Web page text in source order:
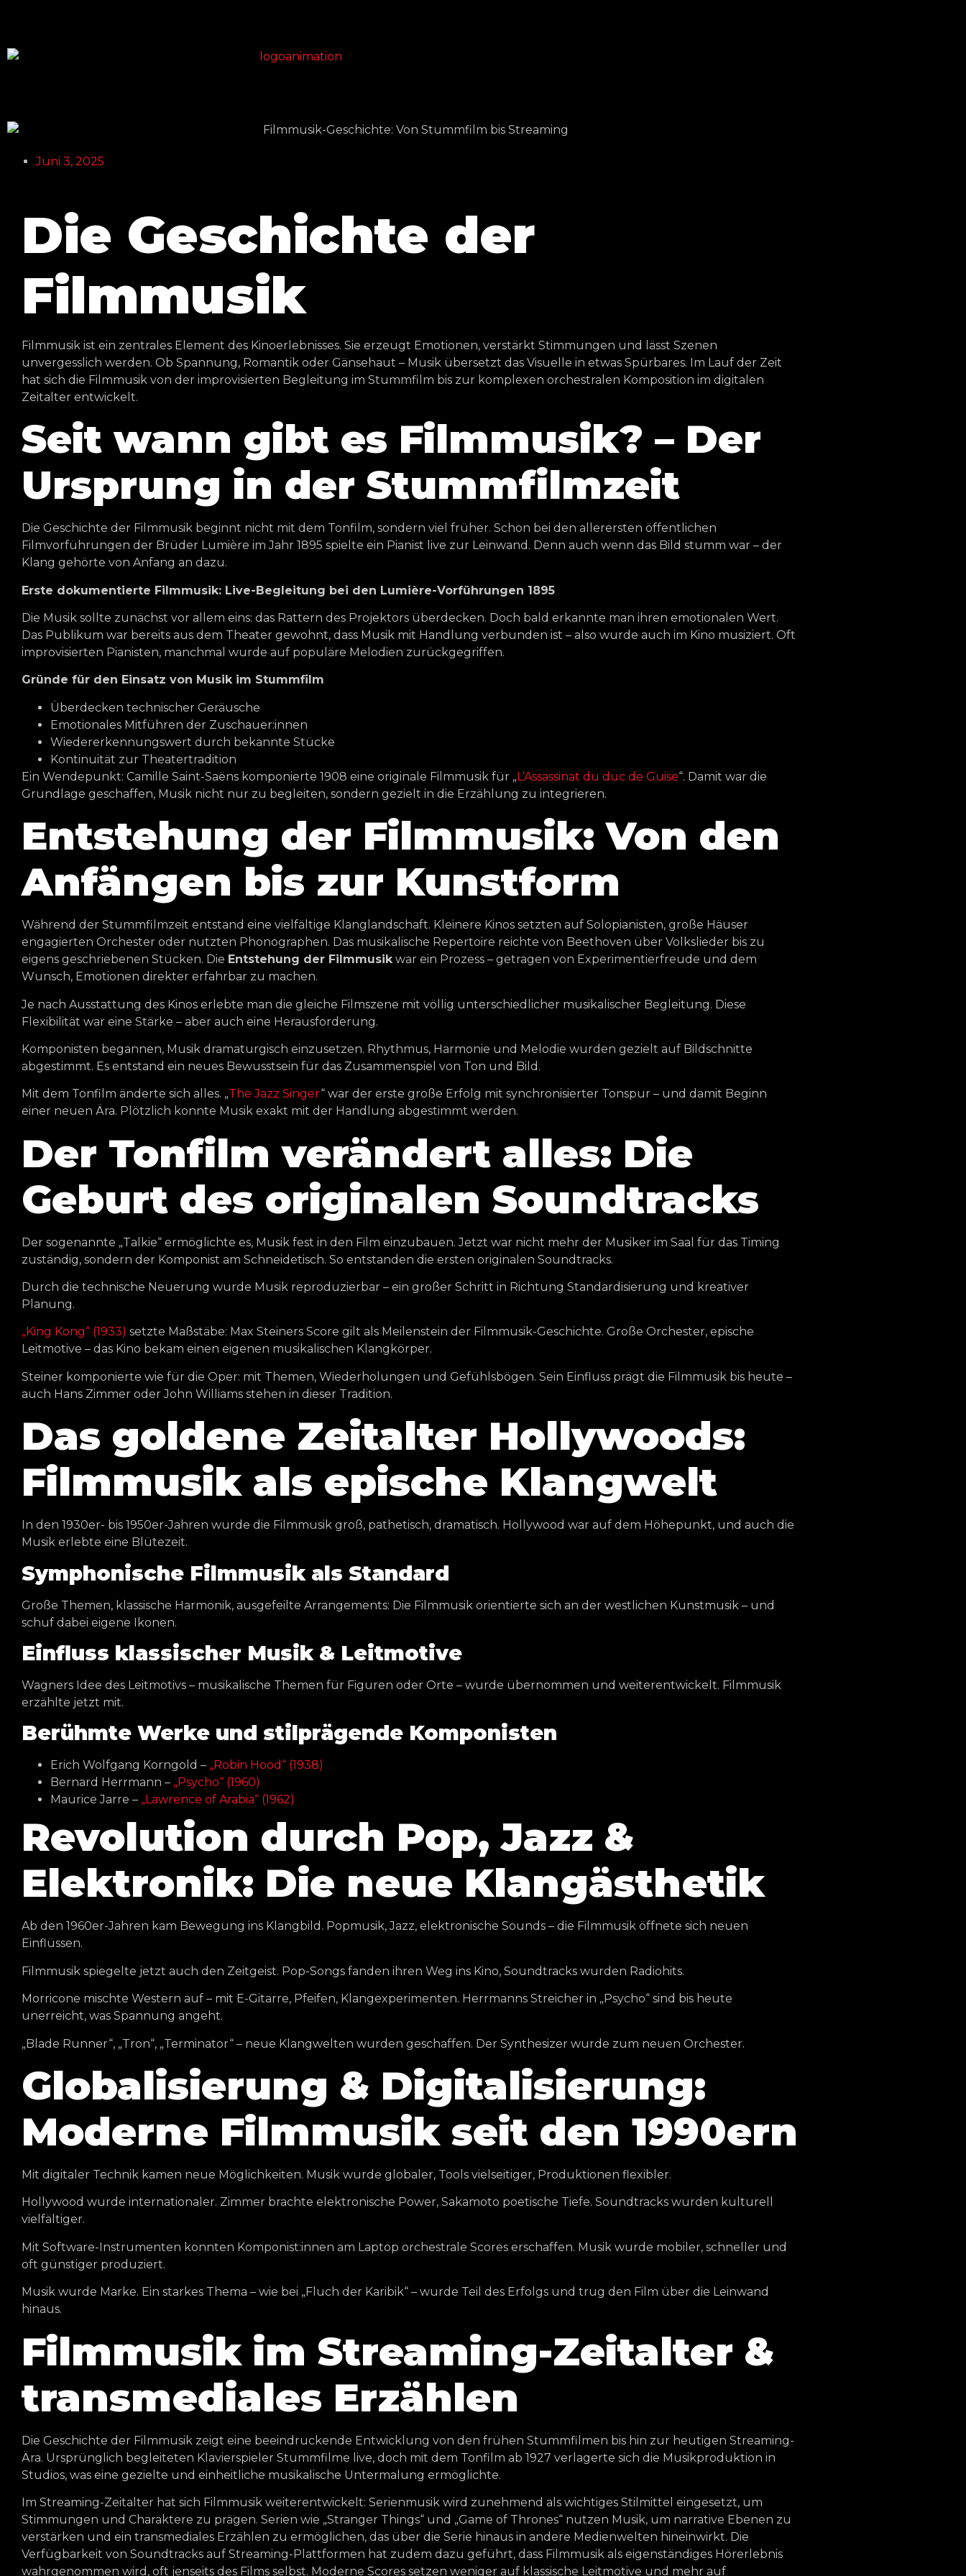
Juni 3, 2025
Die Geschichte der
Filmmusik
Filmmusik ist ein zentrales Element des Kinoerlebnisses. Sie erzeugt Emotionen, verstärkt Stimmungen und lässt Szenen
unvergesslich werden. Ob Spannung, Romantik oder Gänsehaut – Musik übersetzt das Visuelle in etwas Spürbares. Im Lauf der Zeit
hat sich die Filmmusik von der improvisierten Begleitung im Stummfilm bis zur komplexen orchestralen Komposition im digitalen
Zeitalter entwickelt.
Seit wann gibt es Filmmusik? – Der
Ursprung in der Stummfilmzeit
Die Geschichte der Filmmusik beginnt nicht mit dem Tonfilm, sondern viel früher. Schon bei den allerersten öffentlichen
Filmvorführungen der Brüder Lumière im Jahr 1895 spielte ein Pianist live zur Leinwand. Denn auch wenn das Bild stumm war – der
Klang gehörte von Anfang an dazu.
Erste dokumentierte Filmmusik: Live-Begleitung bei den Lumière-Vorführungen 1895
Die Musik sollte zunächst vor allem eins: das Rattern des Projektors überdecken. Doch bald erkannte man ihren emotionalen Wert.
Das Publikum war bereits aus dem Theater gewohnt, dass Musik mit Handlung verbunden ist – also wurde auch im Kino musiziert. Oft
improvisierten Pianisten, manchmal wurde auf populäre Melodien zurückgegriffen.
Gründe für den Einsatz von Musik im Stummfilm
Überdecken technischer Geräusche
Emotionales Mitführen der Zuschauer:innen
Wiedererkennungswert durch bekannte Stücke
Kontinuität zur Theatertradition
Ein Wendepunkt: Camille Saint-Saëns komponierte 1908 eine originale Filmmusik für „L’Assassinat du duc de Guise“. Damit war die
Grundlage geschaffen, Musik nicht nur zu begleiten, sondern gezielt in die Erzählung zu integrieren.
Entstehung der Filmmusik: Von den
Anfängen bis zur Kunstform
Während der Stummfilmzeit entstand eine vielfältige Klanglandschaft. Kleinere Kinos setzten auf Solopianisten, große Häuser
engagierten Orchester oder nutzten Phonographen. Das musikalische Repertoire reichte von Beethoven über Volkslieder bis zu
eigens geschriebenen Stücken. Die Entstehung der Filmmusikwar ein Prozess – getragen von Experimentierfreude und dem
Wunsch, Emotionen direkter erfahrbar zu machen.
Je nach Ausstattung des Kinos erlebte man die gleiche Filmszene mit völlig unterschiedlicher musikalischer Begleitung. Diese
Flexibilität war eine Stärke – aber auch eine Herausforderung.
Komponisten begannen, Musik dramaturgisch einzusetzen. Rhythmus, Harmonie und Melodie wurden gezielt auf Bildschnitte
abgestimmt. Es entstand ein neues Bewusstsein für das Zusammenspiel von Ton und Bild.
Mit dem Tonfilm änderte sich alles. „The Jazz Singer“ war der erste große Erfolg mit synchronisierter Tonspur – und damit Beginn
einer neuen Ära. Plötzlich konnte Musik exakt mit der Handlung abgestimmt werden.
Der Tonfilm verändert alles: Die
Geburt des originalen Soundtracks
Der sogenannte „Talkie“ ermöglichte es, Musik fest in den Film einzubauen. Jetzt war nicht mehr der Musiker im Saal für das Timing
zuständig, sondern der Komponist am Schneidetisch. So entstanden die ersten originalen Soundtracks.
Durch die technische Neuerung wurde Musik reproduzierbar – ein großer Schritt in Richtung Standardisierung und kreativer
Planung.
„King Kong“ (1933) setzte Maßstäbe: Max Steiners Score gilt als Meilenstein der Filmmusik-Geschichte. Große Orchester, epische
Leitmotive – das Kino bekam einen eigenen musikalischen Klangkörper.
Steiner komponierte wie für die Oper: mit Themen, Wiederholungen und Gefühlsbögen. Sein Einfluss prägt die Filmmusik bis heute –
auch Hans Zimmer oder John Williams stehen in dieser Tradition.
Das goldene Zeitalter Hollywoods:
Filmmusik als epische Klangwelt
In den 1930er- bis 1950er-Jahren wurde die Filmmusik groß, pathetisch, dramatisch. Hollywood war auf dem Höhepunkt, und auch die
Musik erlebte eine Blütezeit.
Symphonische Filmmusik als Standard
Große Themen, klassische Harmonik, ausgefeilte Arrangements: Die Filmmusik orientierte sich an der westlichen Kunstmusik – und
schuf dabei eigene Ikonen.
Einfluss klassischer Musik & Leitmotive
Wagners Idee des Leitmotivs – musikalische Themen für Figuren oder Orte – wurde übernommen und weiterentwickelt. Filmmusik
erzählte jetzt mit.
Berühmte Werke und stilprägende Komponisten
Erich Wolfgang Korngold – „Robin Hood“ (1938)
Bernard Herrmann – „Psycho“ (1960)
Maurice Jarre – „Lawrence of Arabia“ (1962)
Revolution durch Pop, Jazz &
Elektronik: Die neue Klangästhetik
Ab den 1960er-Jahren kam Bewegung ins Klangbild. Popmusik, Jazz, elektronische Sounds – die Filmmusik öffnete sich neuen
Einflüssen.
Filmmusik spiegelte jetzt auch den Zeitgeist. Pop-Songs fanden ihren Weg ins Kino, Soundtracks wurden Radiohits.
Morricone mischte Western auf – mit E-Gitarre, Pfeifen, Klangexperimenten. Herrmanns Streicher in „Psycho“ sind bis heute
unerreicht, was Spannung angeht.
„Blade Runner“, „Tron“, „Terminator“ – neue Klangwelten wurden geschaffen. Der Synthesizer wurde zum neuen Orchester.
Globalisierung & Digitalisierung:
Moderne Filmmusik seit den 1990ern
Mit digitaler Technik kamen neue Möglichkeiten. Musik wurde globaler, Tools vielseitiger, Produktionen flexibler.
Hollywood wurde internationaler. Zimmer brachte elektronische Power, Sakamoto poetische Tiefe. Soundtracks wurden kulturell
vielfältiger.
Mit Software-Instrumenten konnten Komponist:innen am Laptop orchestrale Scores erschaffen. Musik wurde mobiler, schneller und
oft günstiger produziert.
Musik wurde Marke. Ein starkes Thema – wie bei „Fluch der Karibik“ – wurde Teil des Erfolgs und trug den Film über die Leinwand
hinaus.
Filmmusik im Streaming-Zeitalter &
transmediales Erzählen
Die Geschichte der Filmmusik zeigt eine beeindruckende Entwicklung von den frühen Stummfilmen bis hin zur heutigen Streaming-
Ära. Ursprünglich begleiteten Klavierspieler Stummfilme live, doch mit dem Tonfilm ab 1927 verlagerte sich die Musikproduktion in
Studios, was eine gezielte und einheitliche musikalische Untermalung ermöglichte.
Im Streaming-Zeitalter hat sich Filmmusik weiterentwickelt: Serienmusik wird zunehmend als wichtiges Stilmittel eingesetzt, um
Stimmungen und Charaktere zu prägen. Serien wie „Stranger Things“ und „Game of Thrones“ nutzen Musik, um narrative Ebenen zu
verstärken und ein transmediales Erzählen zu ermöglichen, das über die Serie hinaus in andere Medienwelten hineinwirkt. Die
Verfügbarkeit von Soundtracks auf Streaming-Plattformen hat zudem dazu geführt, dass Filmmusik als eigenständiges Hörerlebnis
wahrgenommen wird, oft jenseits des Films selbst. Moderne Scores setzen weniger auf klassische Leitmotive und mehr auf